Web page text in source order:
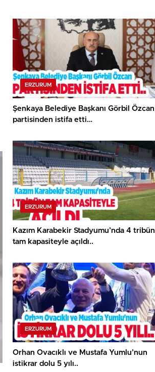
ERZURUM
Şenkaya Belediye Başkanı Görbil Özcan
partisinden istifa etti…
ERZURUM
Kazım Karabekir Stadyumu’nda 4 tribün
tam kapasiteyle açıldı..
ERZURUM
Orhan Ovacıklı ve Mustafa Yumlu’nun
istikrar dolu 5 yılı..